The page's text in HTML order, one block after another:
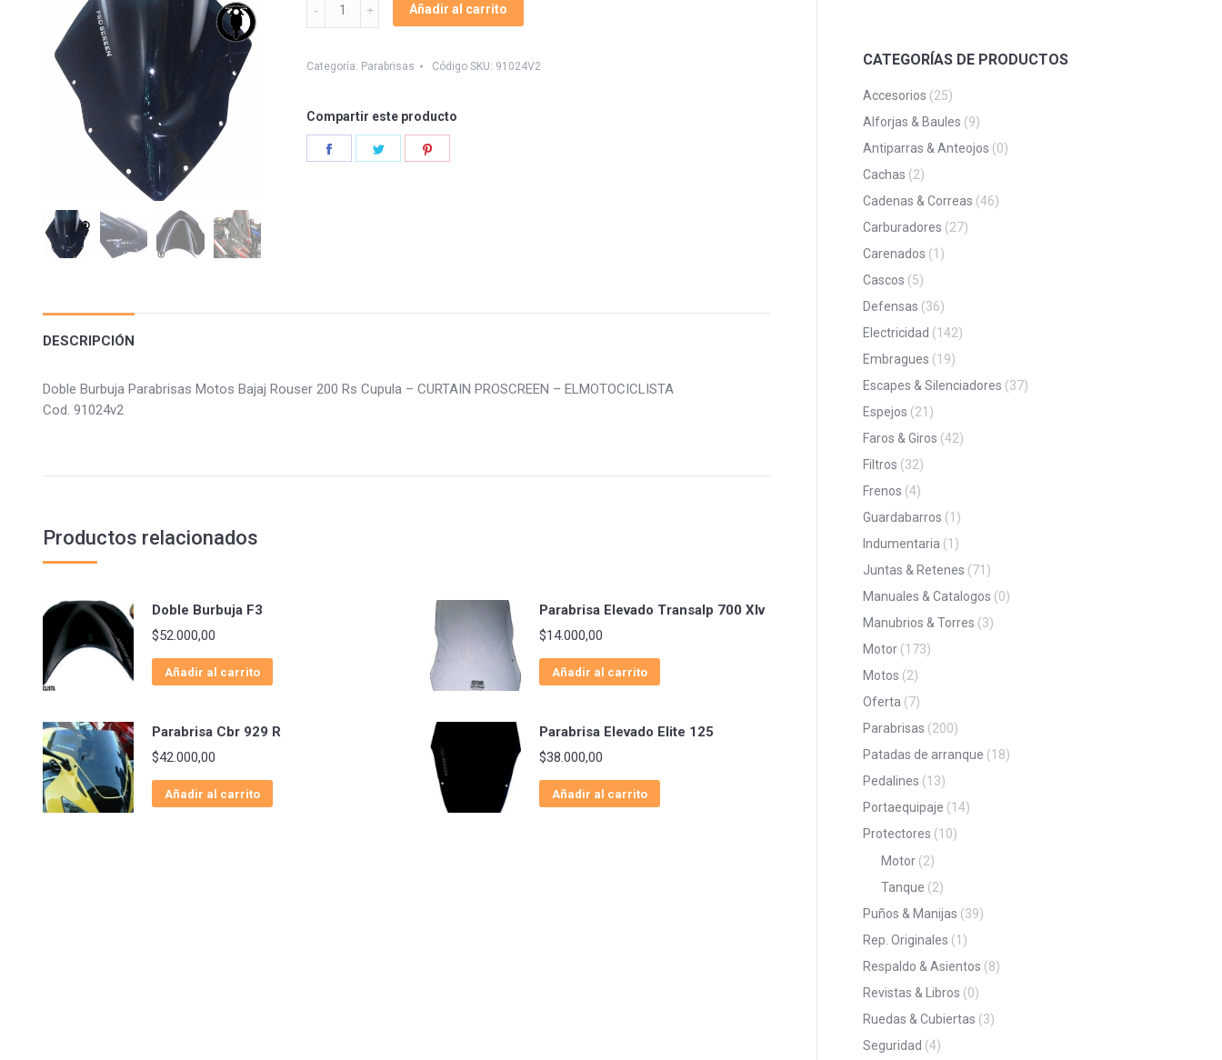
Rouser
quantity
Añadir al carrito
Categoría: Parabrisas Código SKU: 91024V2
Compartir este producto
DESCRIPCIÓN
Doble Burbuja Parabrisas Motos Bajaj Rouser 200 Rs Cupula – CURTAIN PROSCREEN – ELMOTOCICLISTA
Cod. 91024v2
Productos relacionados
Doble Burbuja F3
$52.000,00
Añadir al carrito
Parabrisa Elevado Transalp 700 Xlv
$14.000,00
Añadir al carrito
Parabrisa Cbr 929 R
$42.000,00
Añadir al carrito
Parabrisa Elevado Elite 125
$38.000,00
Añadir al carrito
CATEGORÍAS DE PRODUCTOS
Accesorios (25)
Alforjas & Baules (9)
Antiparras & Anteojos (0)
Cachas (2)
Cadenas & Correas (46)
Carburadores (27)
Carenados (1)
Cascos (5)
Defensas (36)
Electricidad (142)
Embragues (19)
Escapes & Silenciadores (37)
Espejos (21)
Faros & Giros (42)
Filtros (32)
Frenos (4)
Guardabarros (1)
Indumentaria (1)
Juntas & Retenes (71)
Manuales & Catalogos (0)
Manubrios & Torres (3)
Motor (173)
Motos (2)
Oferta (7)
Parabrisas (200)
Patadas de arranque (18)
Pedalines (13)
Portaequipaje (14)
Protectores (10)
Motor (2)
Tanque (2)
Puños & Manijas (39)
Rep. Originales (1)
Respaldo & Asientos (8)
Revistas & Libros (0)
Ruedas & Cubiertas (3)
Seguridad (4)